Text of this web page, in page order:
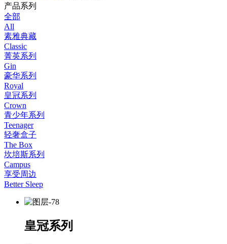
产品系列
全部
All
素雅典藏
Classic
菁英系列
Gin
豪华系列
Royal
皇冠系列
Crown
青少年系列
Teenager
轻奢盒子
The Box
坎培斯系列
Campus
享受周边
Better Sleep
皇冠系列